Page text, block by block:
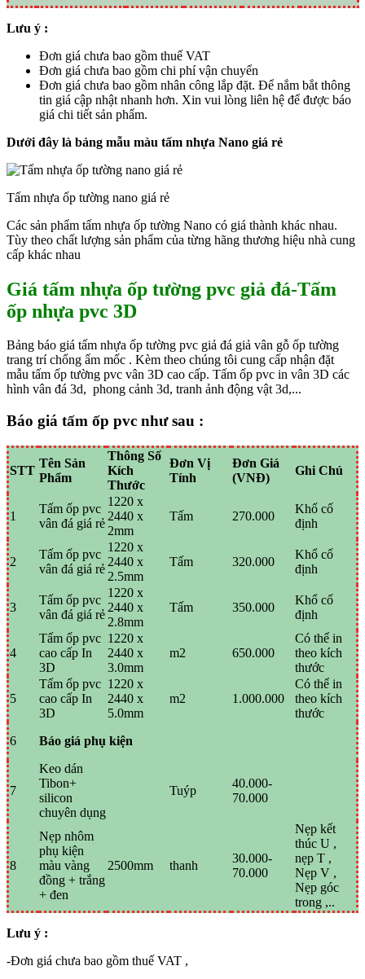
Lưu ý :
Đơn giá chưa bao gồm thuế VAT
Đơn giá chưa bao gồm chi phí vận chuyển
Đơn giá chưa bao gồm nhân công lắp đặt. Để nắm bắt thông
tin giá cập nhật nhanh hơn. Xin vui lòng liên hệ để được báo
giá chi tiết sản phẩm.
Dưới đây là bảng mẫu màu tấm nhựa Nano giá rẻ
Tấm nhựa ốp tường nano giá rẻ
Các sản phẩm tấm nhựa ốp tường Nano có giá thành khác nhau.
Tùy theo chất lượng sản phẩm của từng hãng thương hiệu nhà cung
cấp khác nhau
Giá tấm nhựa ốp tường pvc giả đá-Tấm
ốp nhựa pvc 3D
Bảng báo giá tấm nhựa ốp tường pvc giả đá giả vân gỗ ốp tường
trang trí chống ẩm mốc . Kèm theo chúng tôi cung cấp nhận đặt
mẫu tấm ốp tường pvc vân 3D cao cấp. Tấm ốp pvc in vân 3D các
hình vân đá 3d, phong cảnh 3d, tranh ảnh động vật 3d,...
Báo giá tấm ốp pvc như sau :
STT
Tên Sản
Phẩm
Thông Số
Kích
Thước
Đơn Vị
Tính
Đơn Giá
(VNĐ)
Ghi Chú
1
Tấm ốp pvc
vân đá giá rẻ
1220 x
2440 x
2mm
Tấm 270.000
Khổ cố
định
2
Tấm ốp pvc
vân đá giá rẻ
1220 x
2440 x
2.5mm
Tấm 320.000
Khổ cố
định
3
Tấm ốp pvc
vân đá giá rẻ
1220 x
2440 x
2.8mm
Tấm 350.000
Khổ cố
định
4
Tấm ốp pvc
cao cấp In
3D
1220 x
2440 x
3.0mm
m2 650.000
Có thể in
theo kích
thước
5
Tấm ốp pvc
cao cấp In
3D
1220 x
2440 x
5.0mm
m2 1.000.000
Có thể in
theo kích
thước
6
Báo giá phụ kiện
7
Keo dán
Tibon+
silicon
chuyên dụng
Tuýp
40.000-
70.000
8
Nẹp nhôm
phụ kiện
màu vàng
đồng + trắng
+ đen
2500mm thanh
30.000-
70.000
Nẹp kết
thúc U ,
nẹp T ,
Nẹp V ,
Nẹp góc
trong ,..
Lưu ý :
-Đơn giá chưa bao gồm thuế VAT ,